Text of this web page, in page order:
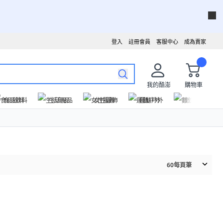
成為賣家
客服中心
註冊會員
登入
我的酷澎
購物車
食品飲料
生活用品 女性服飾 運動戶外 數位家電
60每頁筆